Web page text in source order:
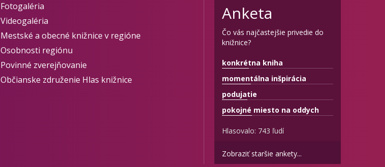
Fotogaléria
Videogaléria
Mestské a obecné knižnice v regióne
Osobnosti regiónu
Povinné zverejňovanie
Občianske združenie Hlas knižnice
Anketa
Čo vás najčastejšie privedie do
knižnice?
konkrétna kniha
momentálna inšpirácia
podujatie
pokojné miesto na oddych
Hlasovalo: 743 ľudí
Zobraziť staršie ankety...